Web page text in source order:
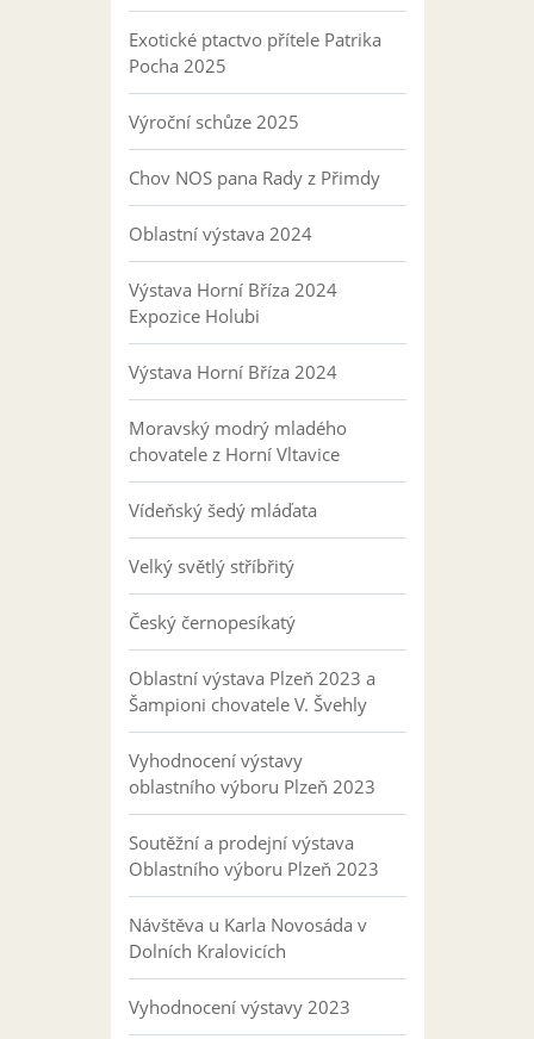
Exotické ptactvo přítele Patrika
Pocha 2025
Výroční schůze 2025
Chov NOS pana Rady z Přimdy
Oblastní výstava 2024
Výstava Horní Bříza 2024
Expozice Holubi
Výstava Horní Bříza 2024
Moravský modrý mladého
chovatele z Horní Vltavice
Vídeňský šedý mláďata
Velký světlý stříbřitý
Český černopesíkatý
Oblastní výstava Plzeň 2023 a
Šampioni chovatele V. Švehly
Vyhodnocení výstavy
oblastního výboru Plzeň 2023
Soutěžní a prodejní výstava
Oblastního výboru Plzeň 2023
Návštěva u Karla Novosáda v
Dolních Kralovicích
Vyhodnocení výstavy 2023